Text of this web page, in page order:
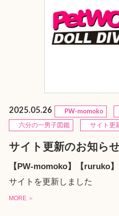
2025.05.26 PW-momoko
六分の一男子図鑑
サイト更
サイト更新のお知ら
【PW-momoko】【ruruko
サイトを更新しました
MORE ＞